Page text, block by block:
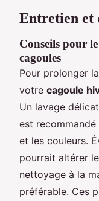
Entretien et
Conseils pour
cagoules
Pour prolonger la
votre cagoule
Un lavage
est
et les couleurs.
pourrait altérer
nettoyage à la
préférable. Ces